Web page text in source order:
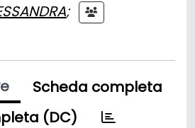
;
Scheda completa
(DC)